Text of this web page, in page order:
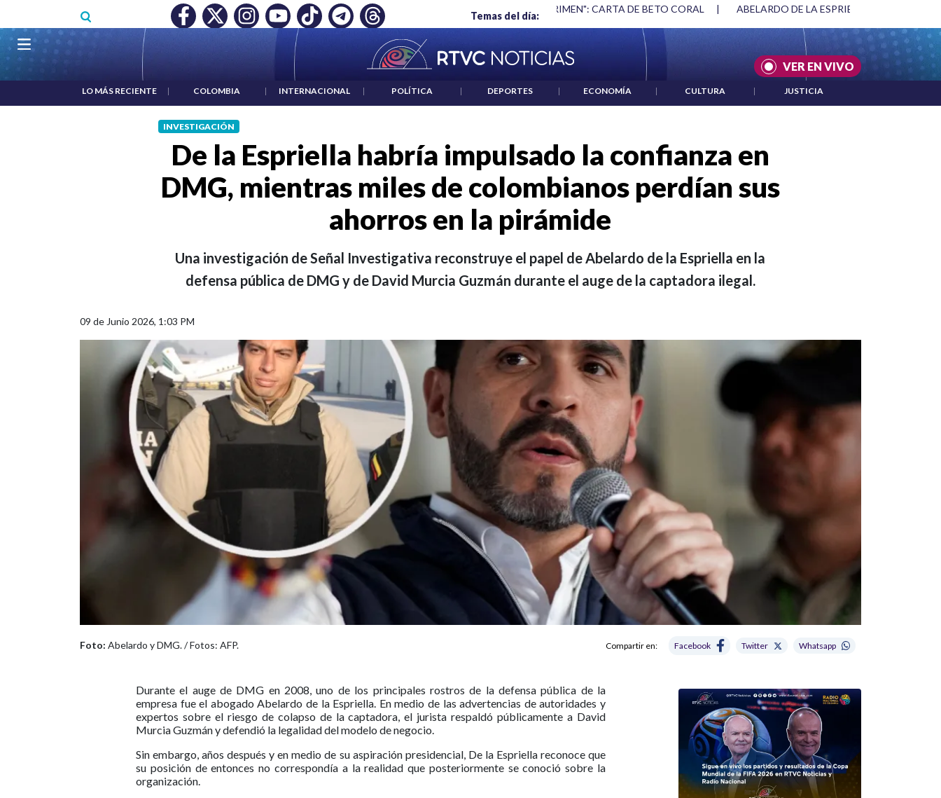
Temas del día:
MÍNIMO NO DESTRUYÓ EMPLEO: JP MORGAN | "HABLAR NO ES UN CRIMEN": CARTA DE BETO CORAL ABELARDO DE LA ESPRIELLA Y DMG | ACUERDOS ENTRE ESTADOS UNIDOS E
VER EN VIVO
Navegación principal
LO MÁS RECIENTE | COLOMBIA | INTERNACIONAL | POLÍTICA | DEPORTES | ECONOMÍA | CULTURA | JUSTICIA
INVESTIGACIÓN
De la Espriella habría impulsado la confianza en
DMG, mientras miles de colombianos perdían sus
ahorros en la pirámide
Una investigación de Señal Investigativa reconstruye el papel de Abelardo de la Espriella en la
defensa pública de DMG y de David Murcia Guzmán durante el auge de la captadora ilegal.
09 de Junio 2026, 1:03 PM
Foto: Abelardo y DMG. / Fotos: AFP. Compartir en: Facebook Twitter Whatsapp
Durante el auge de DMG en 2008, uno de los principales rostros de la defensa pública de la
empresa fue el abogado Abelardo de la Espriella. En medio de las advertencias de autoridades y
expertos sobre el riesgo de colapso de la captadora, el jurista respaldó públicamente a David
Murcia Guzmán y defendió la legalidad del modelo de negocio.
Sin embargo, años después y en medio de su aspiración presidencial, De la Espriella reconoce que
su posición de entonces no correspondía a la realidad que posteriormente se conoció sobre la
organización.